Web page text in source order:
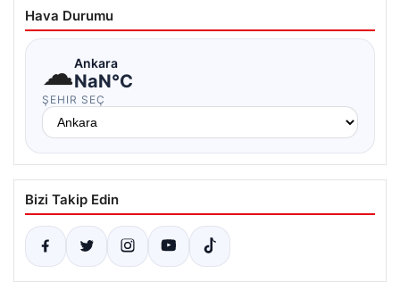
Hava Durumu
☁Ankara
NaN°C
ŞEHIR SEÇ
Bizi Takip Edin